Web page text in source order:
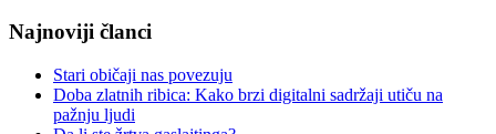
Najnoviji članci
Stari običaji nas povezuju
Doba zlatnih ribica: Kako brzi digitalni sadržaji utiču na
pažnju ljudi